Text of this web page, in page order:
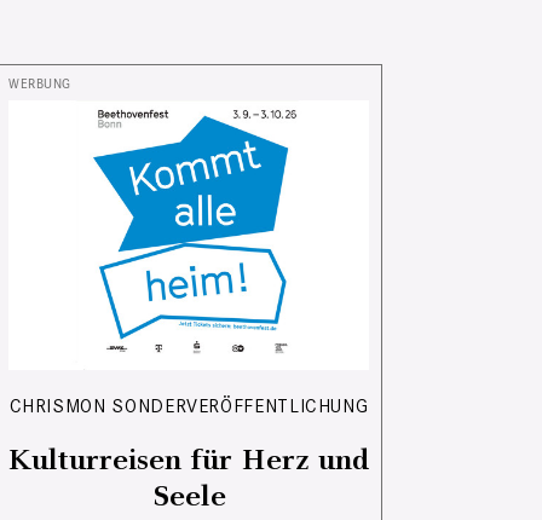
CHRISMON SONDERVERÖFFENTLICHUNG
Kulturreisen für Herz und
Seele